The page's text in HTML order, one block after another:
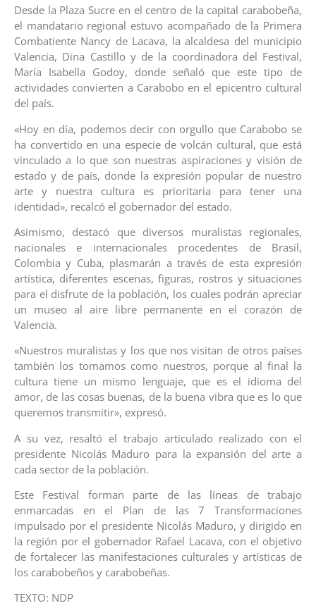
Desde la Plaza Sucre en el centro de la capital carabobeña,
el mandatario regional estuvo acompañado de la Primera
Combatiente Nancy de Lacava, la alcaldesa del municipio
Valencia, Dina Castillo y de la coordinadora del Festival,
María Isabella Godoy, donde señaló que este tipo de
actividades convierten a Carabobo en el epicentro cultural
del país.
«Hoy en día, podemos decir con orgullo que Carabobo se
ha convertido en una especie de volcán cultural, que está
vinculado a lo que son nuestras aspiraciones y visión de
estado y de país, donde la expresión popular de nuestro
arte y nuestra cultura es prioritaria para tener una
identidad», recalcó el gobernador del estado.
Asimismo, destacó que diversos muralistas regionales,
nacionales e internacionales procedentes de Brasil,
Colombia y Cuba, plasmarán a través de esta expresión
artística, diferentes escenas, figuras, rostros y situaciones
para el disfrute de la población, los cuales podrán apreciar
un museo al aire libre permanente en el corazón de
Valencia.
«Nuestros muralistas y los que nos visitan de otros países
también los tomamos como nuestros, porque al final la
cultura tiene un mismo lenguaje, que es el idioma del
amor, de las cosas buenas, de la buena vibra que es lo que
queremos transmitir», expresó.
A su vez, resaltó el trabajo articulado realizado con el
presidente Nicolás Maduro para la expansión del arte a
cada sector de la población.
Este Festival forman parte de las líneas de trabajo
enmarcadas en el Plan de las 7 Transformaciones
impulsado por el presidente Nicolás Maduro, y dirigido en
la región por el gobernador Rafael Lacava, con el objetivo
de fortalecer las manifestaciones culturales y artísticas de
los carabobeños y carabobeñas.
TEXTO: NDP